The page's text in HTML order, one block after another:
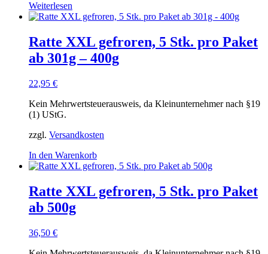
Weiterlesen
Ratte XXL gefroren, 5 Stk. pro Paket
ab 301g – 400g
22,95 €
Kein Mehrwertsteuerausweis, da Kleinunternehmer nach §19
(1) UStG.
zzgl. Versandkosten
In den Warenkorb
Ratte XXL gefroren, 5 Stk. pro Paket
ab 500g
36,50 €